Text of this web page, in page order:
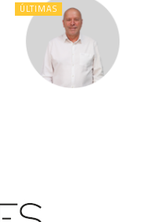
ÚLTIMAS